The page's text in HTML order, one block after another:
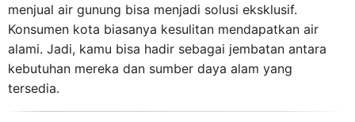
menjual air gunung bisa menjadi solusi eksklusif.
Konsumen kota biasanya kesulitan mendapatkan air
alami. Jadi, kamu bisa hadir sebagai jembatan antara
kebutuhan mereka dan sumber daya alam yang
tersedia.